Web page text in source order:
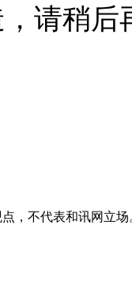
请稍后
，不代表和讯网立